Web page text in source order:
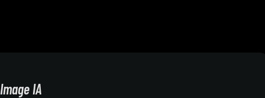
Image IA